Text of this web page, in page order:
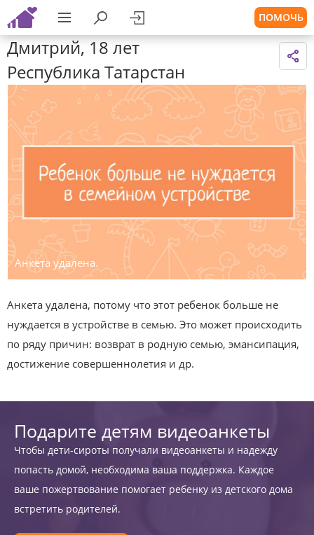
ПОМОЧЬ
Дмитрий, 18 лет
Республика Татарстан
Анкета удалена.
Анкета удалена, потому что этот ребенок больше не
нуждается в устройстве в семью. Это может происходить
по ряду причин: возврат в родную семью, эмансипация,
достижение совершеннолетия и др.
Подарите детям видеоанкеты
Чтобы дети-сироты получали видеоанкеты и надежду
попасть домой, необходима ваша поддержка. Каждое
ваше пожертвование помогает ребенку из детского дома
встретить родителей.